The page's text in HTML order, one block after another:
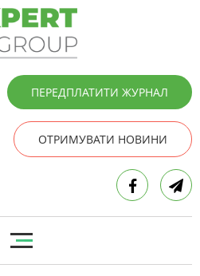
ПЕРЕДПЛАТИТИ ЖУРНАЛ
ОТРИМУВАТИ НОВИНИ